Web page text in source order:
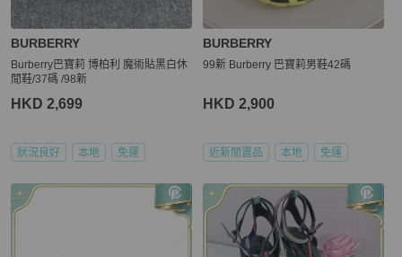
BURBERRY
Burberry巴寶莉 博柏利 魔術貼黑白休
閒鞋/37碼 /98新
HKD 2,699
狀況良好 本地 免運
BURBERRY
99新 Burberry 巴寶莉男鞋42碼
HKD 2,900
近新閒置品 本地 免運